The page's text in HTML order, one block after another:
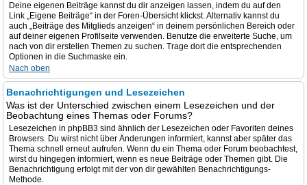
Deine eigenen Beiträge kannst du dir anzeigen lassen, indem du auf den
Link „Eigene Beiträge“ in der Foren-Übersicht klickst. Alternativ kannst du
auch „Beiträge des Mitglieds anzeigen“ in deinem persönlichen Bereich oder
auf deiner eigenen Profilseite verwenden. Benutze die erweiterte Suche, um
nach von dir erstellen Themen zu suchen. Trage dort die entsprechenden
Optionen in die Suchmaske ein.
Nach oben
Benachrichtigungen und Lesezeichen
Was ist der Unterschied zwischen einem Lesezeichen und der
Beobachtung eines Themas oder Forums?
Lesezeichen in phpBB3 sind ähnlich der Lesezeichen oder Favoriten deines
Browsers. Du wirst nicht über Änderungen informiert, kannst aber später das
Thema schnell erneut aufrufen. Wenn du ein Thema oder Forum beobachtest,
wirst du hingegen informiert, wenn es neue Beiträge oder Themen gibt. Die
Benachrichtigung erfolgt mit der von dir gewählten Benachrichtigungs-
Methode.